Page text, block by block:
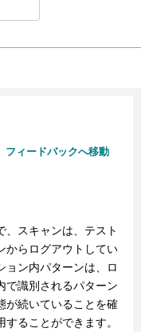
フィードバックへ移動
、スキャンは、テスト
からログアウトしてい
ョン内パターンは、ロ
で識別されるパターン
が続いていることを確
ることができます。